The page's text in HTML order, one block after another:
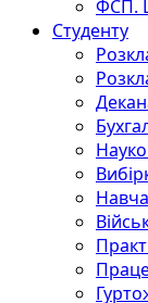
ФСП.
Студенту